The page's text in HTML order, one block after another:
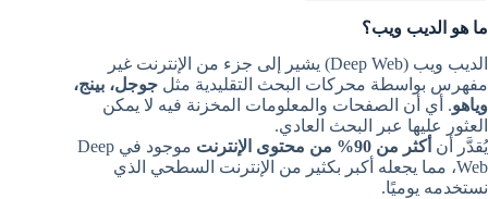
ما هو الديب ويب؟
الديب ويب (Deep Web) يشير إلى جزء من الإنترنت غير
مفهرس بواسطة محركات البحث التقليدية مثل جوجل، بينج،
وياهو. أي أن الصفحات والمعلومات المخزنة فيه لا يمكن
العثور عليها عبر البحث العادي.
يُقدَّر أن أكثر من 90% من محتوى الإنترنت
موجود في Deep
Web، مما يجعله أكبر بكثير من الإنترنت السطحي الذي
نستخدمه يوميًا.